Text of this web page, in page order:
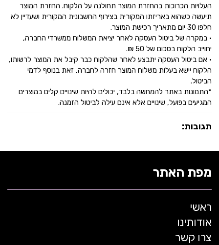
העלויות הכרוכות בהחזרת המוצר תחולנה על הלקוח. החזרת המוצר
תיעשה כשהוא באריזתו המקורית בצירוף החשבונית המקורית ושעדיין לא
חלפו 30 יום מתאריך רכישת המוצר.
• במקרה של ביטול העסקה לאחר יציאת המשלוח ממשרדי החברה,
יחוייב הלקוח בסכום של 50 ₪.
• אם ביטול העסקה יתבצע לאחר שהלקוח כבר קיבל את המוצר לרשותו,
הלקוח יישא בעלות משלוח המוצר חזרה לחברה, זאת בנוסף לדמי
הביטול.
*התמונות באתר להמחשה בלבד, יכולים להיות שינויים קלים במוצרים
המגיעים בפועל, שינויים אלא אינם עילה לביטול הזמנה.
תגובות:
מפת האתר
ראשי
אודותינו
צרו קשר